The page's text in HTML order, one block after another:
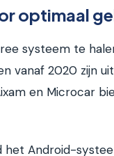
optimaal
systeem te
vanaf 2020 zijn
en Microcar
het Android-